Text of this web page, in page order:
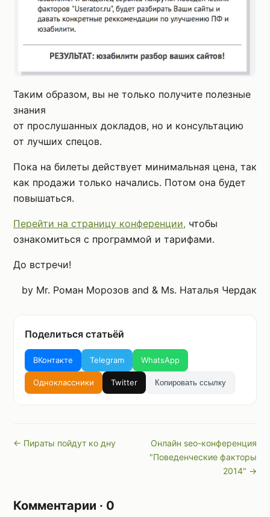
Таким образом, вы не только получите полезные
знания
от прослушанных докладов, но и консультацию
от лучших спецов.
Пока на билеты действует минимальная цена, так
как продажи только начались. Потом она будет
повышаться.
Перейти на страницу конференции, чтобы
ознакомиться с программой и тарифами.
До встречи!
by Mr. Роман Морозов and & Ms. Наталья Чердак
Поделиться статьёй
ВКонтакте Telegram WhatsApp
Одноклассники Twitter Копировать ссылку
← Пираты пойдут ко дну
Онлайн seo-конференция
"Поведенческие факторы
2014" →
Комментарии · 0